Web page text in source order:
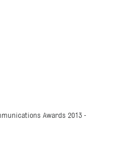
Awards 2013 -